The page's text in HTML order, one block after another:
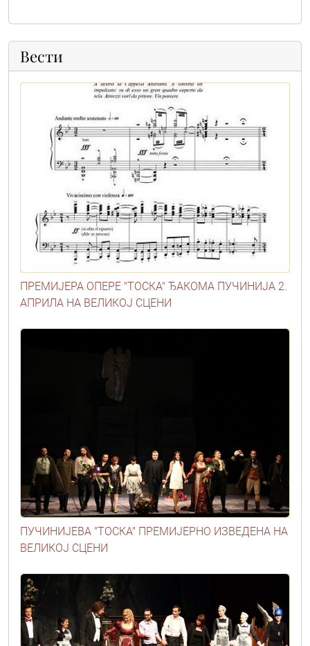
Вести
ПРЕМИЈЕРА ОПЕРЕ "ТОСКА" ЂАКОМА ПУЧИНИЈА 2.
АПРИЛА НА ВЕЛИКОЈ СЦЕНИ
ПУЧИНИЈЕВА "ТОСКА" ПРЕМИЈЕРНО ИЗВЕДЕНА НА
ВЕЛИКОЈ СЦЕНИ